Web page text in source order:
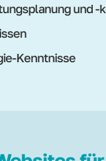
und -
Kenntnisse